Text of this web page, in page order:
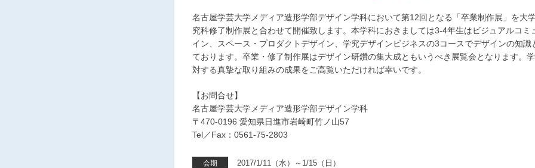
名古屋学芸大学メディア造形学部デザイン学科において第12回となる「卒業制作展」を大
究科修了制作展と合わせて開催致します。本学科におきましては3-4年生はビジュアルコミ
イン、スペース・プロダクトデザイン、学究デザインビジネスの3コースでデザインの知識
ております。卒業・修了制作展はデザイン研鑽の集大成ともいうべき展覧会となります。
対する真摯な取り組みの成果をご高覧いただければ幸いです。
【お問合せ】
名古屋学芸大学メディア造形学部デザイン学科
〒470-0196 愛知県日進市岩崎町竹ノ山57
Tel／Fax：0561-75-2803
会期 2017/1/11（水）～1/15（日）